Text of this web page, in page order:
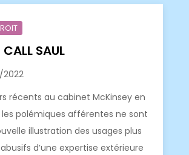
CALL SAUL
récents au cabinet McKinsey en
polémiques afférentes ne sont
illustration des usages plus
d’une expertise extérieure